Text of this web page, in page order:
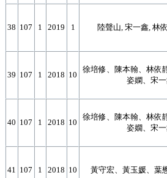
38 107 1 2019 1 陸聲山, 宋一鑫, 林
39 107 1 2018 10
徐培修、陳本翰、林依
姿嫻、宋
40 107 1 2018 10
徐培修、陳本翰、林依
姿嫺、宋
41 107 1 2018 10 黃守宏、黃玉媛、葉